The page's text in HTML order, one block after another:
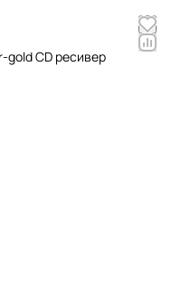
gold CD ресивер